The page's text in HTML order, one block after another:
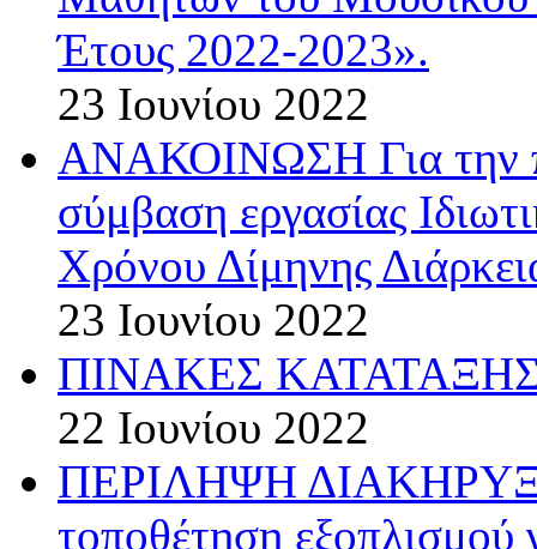
Έτους 2022-2023».
23 Ιουνίου 2022
ΑΝΑΚΟΙΝΩΣΗ Για την
σύμβαση εργασίας
Χρόνου Δίμηνης
23 Ιουνίου 2022
ΠΙΝΑΚΕΣ
22 Ιουνίου 2022
ΠΕΡΙΛΗΨΗ
τοποθέτηση εξοπλισμού